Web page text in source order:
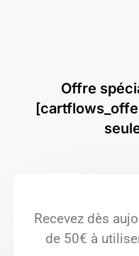
Offre
Recevez dès
de 50€ à